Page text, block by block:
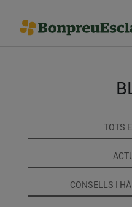
TOTS
CONSELLS I